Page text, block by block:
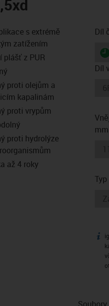
lupe
s extrémě
zatížením
plášť z PUR
proti olejům a
kapalinám
proti vrypům
proti hydrolýze
až 4 roky
Díl
Díl
Soubory